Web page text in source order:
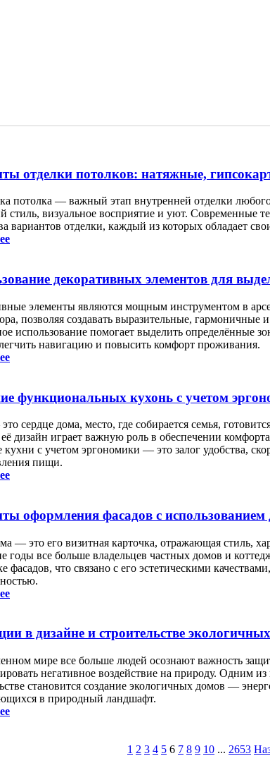
отделки потолков: натяжные,
потолка — важный этап внутренней отделки
стиль, визуальное восприятие и уют. Современные
вариантов отделки, каждый из которых обладает
декоративных элементов для
элементы являются мощным инструментом в
позволяя создавать выразительные,
использование помогает выделить определённые
навигацию и повысить комфорт проживания.
функциональных кухонь с учетом
сердце дома, место, где собирается семья,
дизайн играет важную роль в обеспечении
кухни с учетом эргономики — это залог удобства,
пищи.
оформления фасадов с использованием
— это его визитная карточка, отражающая стиль,
годы все больше владельцев частных домов и
фасадов, что связано с его эстетическими
в дизайне и строительстве
мире все больше людей осознают важность
негативное воздействие на природу. Одним
становится создание экологичных домов —
в природный ландшафт.
1 2 3 4 5 6 7 8 9 10 ... 2653